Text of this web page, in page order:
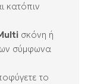
κατόπιν
σκόνη ή
σύμφωνα
το